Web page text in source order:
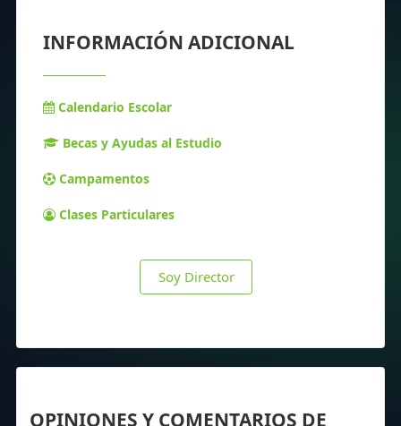
INFORMACIÓN ADICIONAL
Calendario Escolar
Becas y Ayudas al Estudio
Campamentos
Clases Particulares
Soy Director
OPINIONES Y COMENTARIOS DE